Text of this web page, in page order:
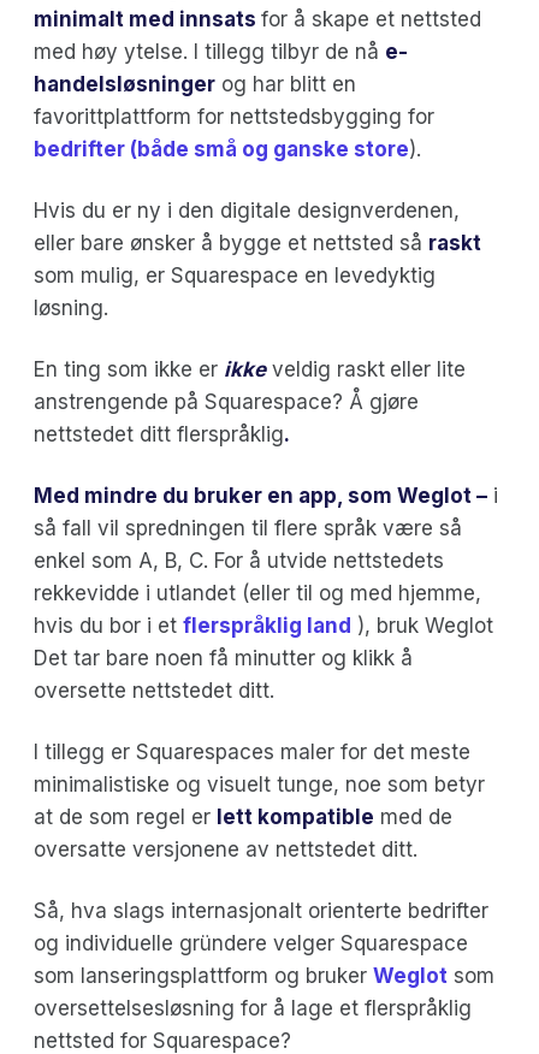
minimalt med innsats for å skape et nettsted
med høy ytelse. I tillegg tilbyr de nå e-
handelsløsninger og har blitt en
favorittplattform for nettstedsbygging for
bedrifter (både små og ganske store).
Hvis du er ny i den digitale designverdenen,
eller bare ønsker å bygge et nettsted så raskt
som mulig, er Squarespace en levedyktig
løsning.
En ting som ikke er ikke veldig raskt eller lite
anstrengende på Squarespace? Å gjøre
nettstedet ditt flerspråklig.
Med mindre du bruker en app, som Weglot – i
så fall vil spredningen til flere språk være så
enkel som A, B, C. For å utvide nettstedets
rekkevidde i utlandet (eller til og med hjemme,
hvis du bor i et flerspråklig land ), bruk Weglot
Det tar bare noen få minutter og klikk å
oversette nettstedet ditt.
I tillegg er Squarespaces maler for det meste
minimalistiske og visuelt tunge, noe som betyr
at de som regel er lett kompatible med de
oversatte versjonene av nettstedet ditt.
Så, hva slags internasjonalt orienterte bedrifter
og individuelle gründere velger Squarespace
som lanseringsplattform og bruker Weglot som
oversettelsesløsning for å lage et flerspråklig
nettsted for Squarespace?